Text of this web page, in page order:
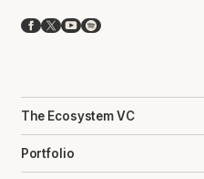
Facebook
X YouTube
Spotify
The Ecosystem VC
Portfolio